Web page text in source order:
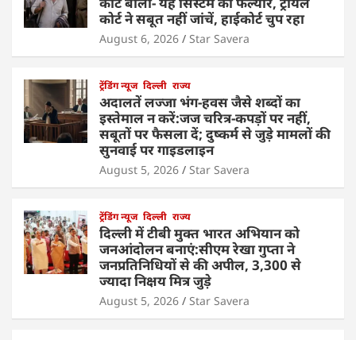
कोर्ट ने सबूत नहीं जांचें, हाईकोर्ट चुप रहा
August 6, 2026 Star Savera
ट्रेंडिंग न्यूज दिल्ली राज्य
अदालतें लज्जा भंग-हवस जैसे शब्दों का
इस्तेमाल न करें:जज चरित्र-कपड़ों पर नहीं,
सबूतों पर फैसला दें; दुष्कर्म से जुड़े मामलों की
सुनवाई पर गाइडलाइन
August 5, 2026 Star Savera
ट्रेंडिंग न्यूज दिल्ली राज्य
दिल्ली में टीबी मुक्त भारत अभियान को
जनआंदोलन बनाएं:सीएम रेखा गुप्ता ने
जनप्रतिनिधियों से की अपील, 3,300 से
ज्यादा निक्षय मित्र जुड़े
August 5, 2026 Star Savera